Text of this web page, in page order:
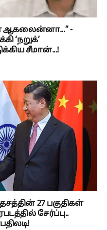
ஆகலைன்னா...” -
‘நறுக்’
சீமான்...!
27 பகுதிகள்
சேர்ப்பு..